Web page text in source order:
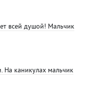
всей душой! Мальчик
На каникулах мальчик